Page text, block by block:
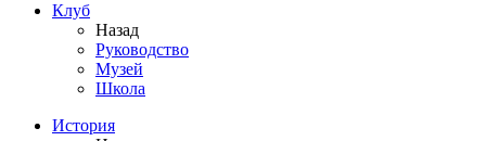
Клуб
Назад
Руководство
Музей
Школа
История